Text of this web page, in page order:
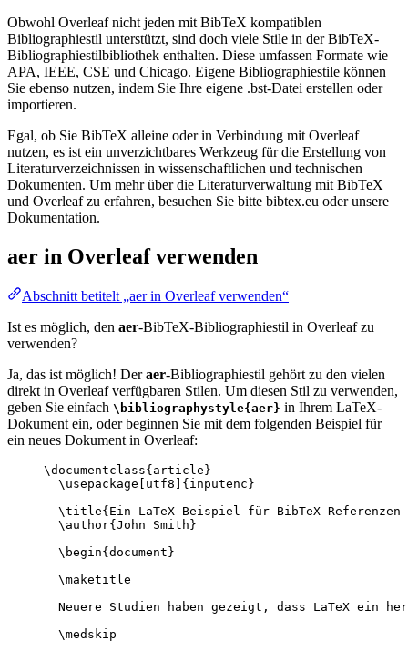
Obwohl Overleaf nicht jeden mit BibTeX kompatiblen
Bibliographiestil unterstützt, sind doch viele Stile in der BibTeX-
Bibliographiestilbibliothek enthalten. Diese umfassen Formate wie
APA, IEEE, CSE und Chicago. Eigene Bibliographiestile können
Sie ebenso nutzen, indem Sie Ihre eigene .bst-Datei erstellen oder
importieren.
Egal, ob Sie BibTeX alleine oder in Verbindung mit Overleaf
nutzen, es ist ein unverzichtbares Werkzeug für die Erstellung von
Literaturverzeichnissen in wissenschaftlichen und technischen
Dokumenten. Um mehr über die Literaturverwaltung mit BibTeX
und Overleaf zu erfahren, besuchen Sie bitte bibtex.eu oder unsere
Dokumentation.
aer in Overleaf verwenden
Abschnitt betitelt „aer in Overleaf verwenden“
Ist es möglich, den aer-BibTeX-Bibliographiestil in Overleaf zu
verwenden?
Ja, das ist möglich! Deraer-Bibliographiestil gehört zu den vielen
direkt in Overleaf verfügbaren Stilen. Um diesen Stil zu verwenden,
geben Sie einfach \bibliographystyle{aer} in Ihrem LaTeX-
Dokument ein, oder beginnen Sie mit dem folgenden Beispiel für
ein neues Dokument in Overleaf:
\documentclass{ article }
\usepackage
utf8 ]{ inputenc }
\title{Ein LaTeX-Beispiel für BibTeX-
\author{John Smith}
\begin{ document }
\maketitle
Neuere Studien haben gezeigt, dass LaTeX ein
\medskip